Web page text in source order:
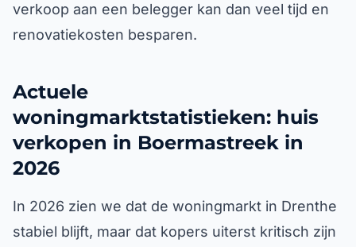
verkoop aan een belegger kan dan veel tijd en
renovatiekosten besparen.
Actuele
woningmarktstatistieken: huis
verkopen in Boermastreek in
2026
In 2026 zien we dat de woningmarkt in Drenthe
stabiel blijft, maar dat kopers uiterst kritisch zijn